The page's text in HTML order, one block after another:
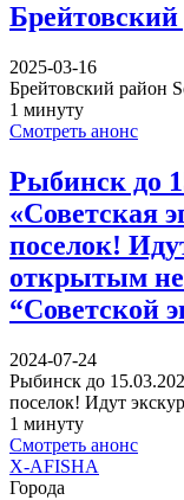
2025-03-16
Брейтовский район
1 минуту
Смотреть анонс
Рыбинск до
«Советская
поселок!
открытым
“Советской
2024-07-24
Рыбинск до
поселок! Идут
1 минуту
Смотреть анонс
X-AFISHA
Города